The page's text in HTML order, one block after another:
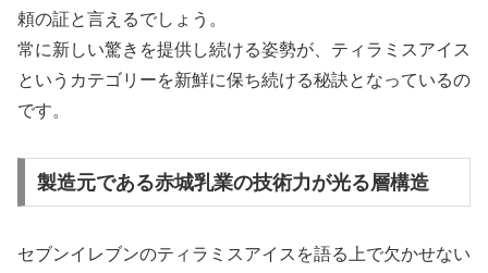
頼の証と言えるでしょう。
常に新しい驚きを提供し続ける姿勢が、ティラミスアイス
というカテゴリーを新鮮に保ち続ける秘訣となっているの
です。
製造元である赤城乳業の技術力が光る層構造
セブンイレブンのティラミスアイスを語る上で欠かせない